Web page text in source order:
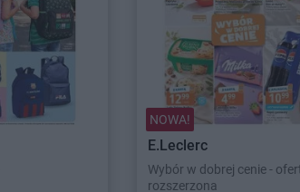
NOWA!
E.Leclerc
Wybór w dobrej cenie -
rozszerzona